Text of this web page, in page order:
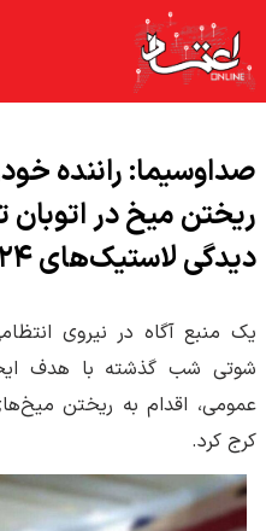
صداوسیما: راننده
ریختن میخ در
دیدگی لاستیک‌های ۲۴ دستگاه خودرو
یک منبع آگاه در نیروی
شوتی شب گذشته با هدف
عمومی، اقدام به ریختن
کرج کرد.